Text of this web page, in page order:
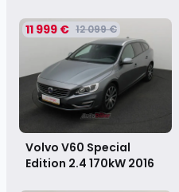
11 999 € 12 099 €
Volvo V60 Special
Edition 2.4 170kW 2016